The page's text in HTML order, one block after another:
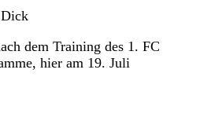
dem Training des 1. FC
hier am 19. Juli